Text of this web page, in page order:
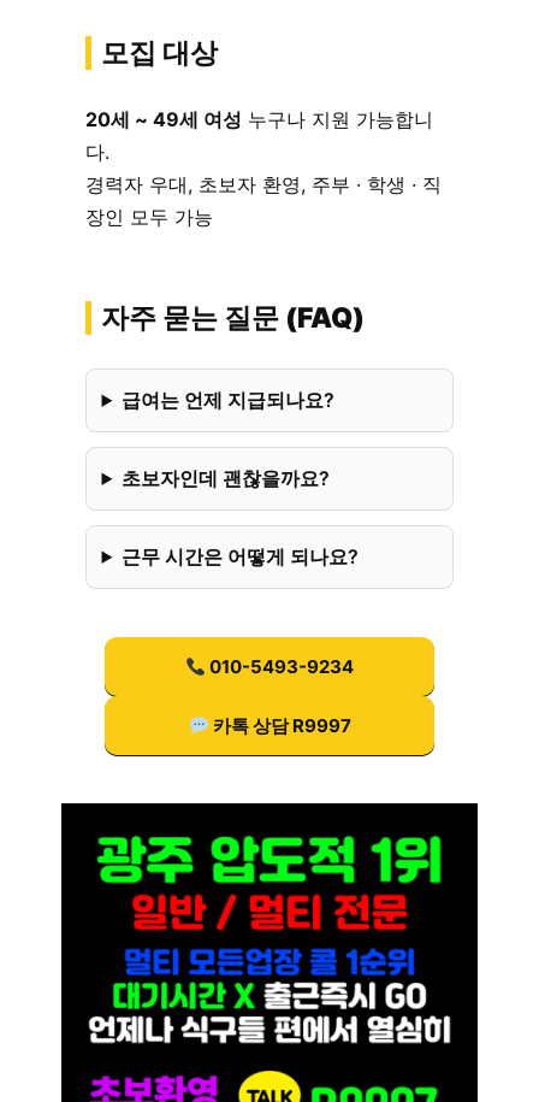
모집 대상
20세 ~ 49세 여성 누구나 지원 가능합니
다.
경력자 우대, 초보자 환영, 주부 · 학생 · 직
장인 모두 가능
자주 묻는 질문 (FAQ)
급여는 언제 지급되나요?
초보자인데 괜찮을까요?
근무 시간은 어떻게 되나요?
010-5493-9234
카톡 상담 R9997